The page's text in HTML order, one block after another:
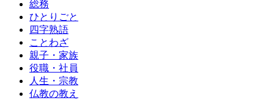
総務
ひとりごと
四字熟語
ことわざ
親子・家族
役職・社員
人生・宗教
仏教の教え